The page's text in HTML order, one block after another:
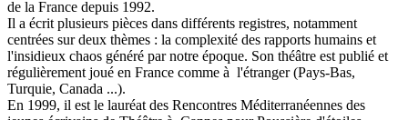
de la France depuis 1992.
Il a écrit plusieurs pièces dans différents registres, notamment
centrées sur deux thèmes : la complexité des rapports humains et
l'insidieux chaos généré par notre époque. Son théâtre est publié et
régulièrement joué en France comme à l'étranger (Pays-Bas,
Turquie, Canada ...).
En 1999, il est le lauréat des Rencontres Méditerranéennes des